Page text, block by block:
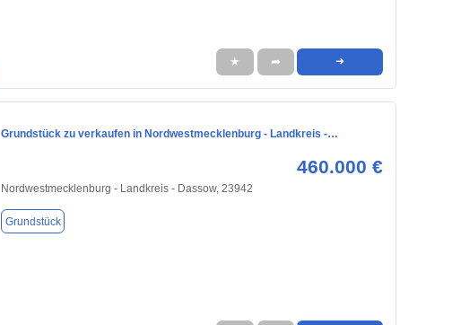
★ ➦ ➜
Grundstück zu verkaufen in Nordwestmecklenburg - Landkreis -…
460.000 €
Nordwestmecklenburg - Landkreis - Dassow, 23942
Grundstück